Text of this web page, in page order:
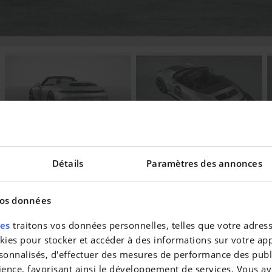
Détails Paramètres des annonces
données
traitons vos données personnelles, telles que votre
pour stocker et accéder à des informations sur votre
d'effectuer des mesures de performance des
favorisant ainsi le développement de services. Vous
Découvrez notre essai
taux !